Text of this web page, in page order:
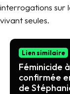
interrogations sur
vivant seules.
Lien similaire
Féminicide
confirmée
de